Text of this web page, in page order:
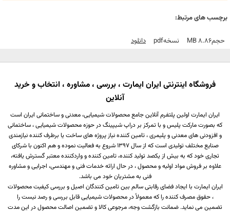
برچسب های مرتبط:
حجم8.86 MB نسخهPdf دانلود
فروشگاه اینترنتی ایران ایمارت ، بررسی ، مشاوره ، انتخاب و خرید
آنلاین
ایران ایمارت اولین پلتفرم آنلاین جامع محصولات شیمیایی، معدنی و ساختمانی ایران است
که بصورت مارکت پلیس و با تمرکز بر دراپ شیپینگ در حوزه محصولات شیمیایی ، ساختمانی
و افزودنی های معدنی و پلیمری ، تامین کننده نیاز پروژه های ساخت یا برطرف کننده نیازمندی
صنایع مختلف تولیدی است که از سال 1397 شروع به فعالیت نموده و هم اکنون با شرکای
تجاری خود که به بیش از یکصد تولید کننده، تامین کننده و واردکننده معتبر گسترش یافته،
علاوه بر فروش مواد اولیه و محصول ، در حال ارائه خدمات فنی و مهندسی، اجرایی و مشاوره
فنی به مشتریان خود می باشد.
ایران ایمارت با ایجاد فضای رقابتی سالم بین تامین کنندگان اصیل و بررسی کیفیت محصولات
، حقوق مصرف کننده را که معمولاً در محصولات شیمیایی قابل بررسی و رصد نیست را
تضمین می نماید. ضمانت بازگشت وجه، مرجوعی کالا و تضمین اصالت محصول در این مدت